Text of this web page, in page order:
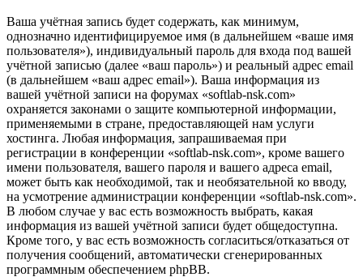
Ваша учётная запись будет содержать, как минимум,
однозначно идентифицируемое имя (в дальнейшем «ваше имя
пользователя»), индивидуальный пароль для входа под вашей
учётной записью (далее «ваш пароль») и реальный адрес email
(в дальнейшем «ваш адрес email»). Ваша информация из
вашей учётной записи на форумах «softlab-nsk.com»
охраняется законами о защите компьютерной информации,
применяемыми в стране, предоставляющей нам услуги
хостинга. Любая информация, запрашиваемая при
регистрации в конференции «softlab-nsk.com», кроме вашего
имени пользователя, вашего пароля и вашего адреса email,
может быть как необходимой, так и необязательной ко вводу,
на усмотрение администрации конференции «softlab-nsk.com».
В любом случае у вас есть возможность выбрать, какая
информация из вашей учётной записи будет общедоступна.
Кроме того, у вас есть возможность согласиться/отказаться от
получения сообщений, автоматически сгенерированных
программным обеспечением phpBB.